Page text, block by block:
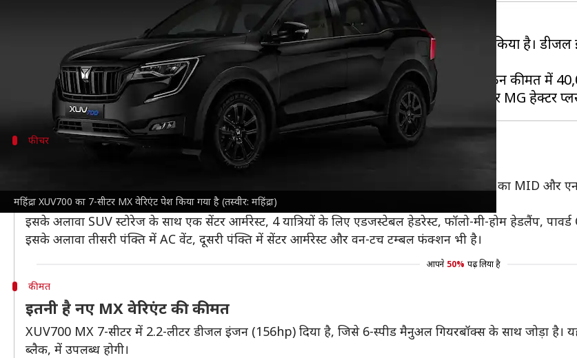
महिंद्रा XUV700 का 7-सीटर MX वेरिएंट पेश किया गया है (तस्वीर: महिंद्रा)
महिंद्रा एंड महिंद्राने अपनी XUV700 के 7-सीटर वर्जन को किफायती एंट्री-लेवल MX वेरिएंट में पेश किया है।
मैकेनिकली और फीचर के लिहाज से नया 3-पंक्ति वेरिएंट XUV700 MX 5-सीटर के समान है, लेकिन कीमत में
फीचर
7-सीटर MX वेरिएंट में मिलते हैं ये फीचर
के MX वेरिएंट में एंड्रॉयड ऑटो के साथ 8-इंच का इंफोटेनमेंट टचस्क्रीन, 4 स्पीकर, 7-इंच का MID और
मिलती है।
इसके अलावा SUV स्टोरेज के साथ एक सेंटर आर्मरेस्ट, 4 यात्रियों के लिए एडजस्टेबल हेडरेस्ट, फॉलो-मी-होम हेडलैंप,
इसके अलावा तीसरी पंक्ति में AC वेंट, दूसरी पंक्ति में सेंटर आर्मरेस्ट और वन-टच टम्बल फंक्शन भी है।
आपने 50% पढ़ लिया है
कीमत
इतनी है नए MX वेरिएंट की कीमत
XUV700 MX 7-सीटर में 2.2-लीटर डीजल इंजन (156hp) दिया है, जिसे 6-स्पीड मैनुअल गियरबॉक्स के साथ जोड़ा है।
ब्लैक, में उपलब्ध होगी।